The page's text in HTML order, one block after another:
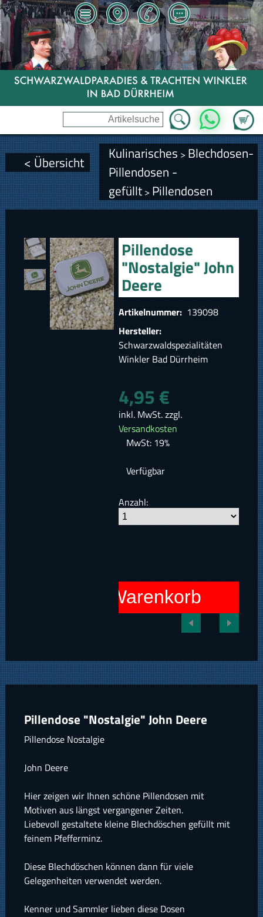
Zum
WhatsApp
< Übersicht Kulinarisches > Blechdosen-
Pillendosen -
gefüllt> Pillendosen
Pillendose
"Nostalgie" John
Deere
Artikelnummer: 139098
Hersteller:
Schwarzwaldspezialitäten
Winkler Bad Dürrheim
4,95 €
inkl. MwSt. zzgl.
Versandkosten
MwSt: 19%
Verfügbar
Anzahl:
In den Warenkorb
Pillendose "Nostalgie" John Deere
Pillendose Nostalgie
John Deere
Hier zeigen wir Ihnen schöne Pillendosen mit
Motiven aus längst vergangener Zeiten.
Liebevoll gestaltete kleine Blechdöschen gefüllt mit
feinem Pfefferminz.
Diese Blechdöschen können dann für viele
Gelegenheiten verwendet werden.
Kenner und Sammler lieben diese Dosen